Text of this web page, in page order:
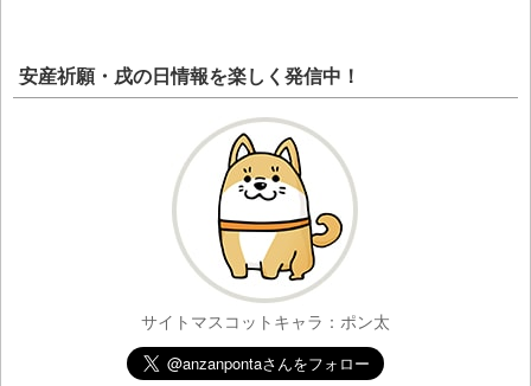
安産祈願・戌の日情報を楽しく発信中！
サイトマスコットキャラ：ポン太